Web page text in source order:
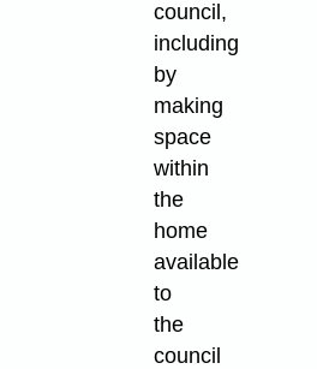
council,
including
by
making
space
within
the
home
available
to
the
council